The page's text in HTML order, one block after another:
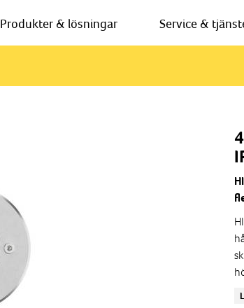
Produkter & lösningar Service &